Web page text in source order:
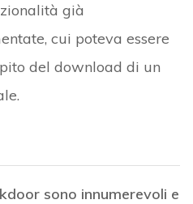
già
cui poteva essere
del download di un
sono innumerevoli e